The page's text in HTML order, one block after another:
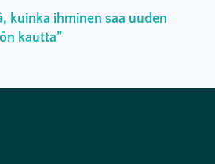
kuinka ihminen saa uuden
kautta”